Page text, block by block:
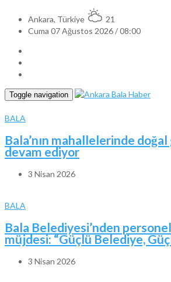
Ankara, Türkiye
21
Cuma 07 Ağustos 2026 / 08:00
Toggle navigation
BALA
Bala’nın mahallelerinde doğal
devam ediyor
3 Nisan 2026
BALA
Bala Belediyesi’nden
müjdesi: “Güçlü Belediye,
3 Nisan 2026